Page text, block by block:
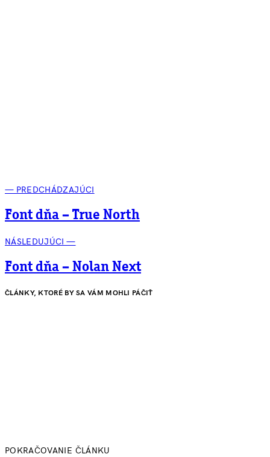
— PREDCHÁDZAJÚCI
Font dňa – True North
NÁSLEDUJÚCI —
Font dňa – Nolan Next
ČLÁNKY, KTORÉ BY SA VÁM MOHLI PÁČIŤ
POKRAČOVANIE ČLÁNKU